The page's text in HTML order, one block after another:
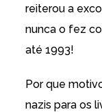
reiterou a
nunca o fez
até 1993!
Por que
nazis para os